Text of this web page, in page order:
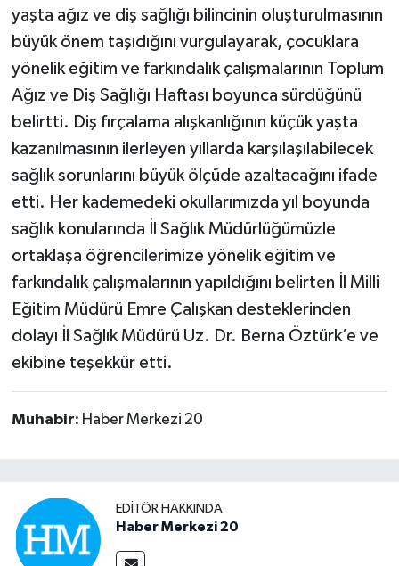
yaşta ağız ve diş sağlığı bilincinin oluşturulmasının
büyük önem taşıdığını vurgulayarak, çocuklara
yönelik eğitim ve farkındalık çalışmalarının Toplum
Ağız ve Diş Sağlığı Haftası boyunca sürdüğünü
belirtti. Diş fırçalama alışkanlığının küçük yaşta
kazanılmasının ilerleyen yıllarda karşılaşılabilecek
sağlık sorunlarını büyük ölçüde azaltacağını ifade
etti. Her kademedeki okullarımızda yıl boyunda
sağlık konularında İl Sağlık Müdürlüğümüzle
ortaklaşa öğrencilerimize yönelik eğitim ve
farkındalık çalışmalarının yapıldığını belirten İl Milli
Eğitim Müdürü Emre Çalışkan desteklerinden
dolayı İl Sağlık Müdürü Uz. Dr. Berna Öztürk’e ve
ekibine teşekkür etti.
Muhabir: Haber Merkezi 20
EDITÖR HAKKINDA
Haber Merkezi 20